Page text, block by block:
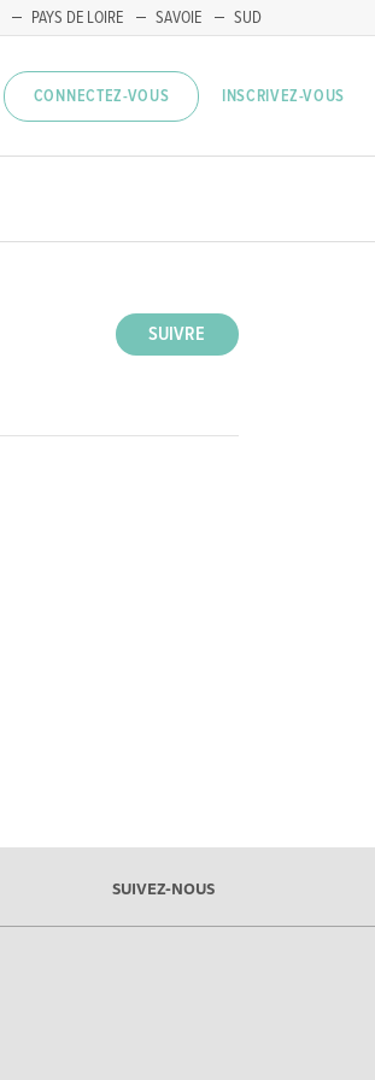
PAYS DE LOIRE SAVOIE SUD
CONNECTEZ-VOUS INSCRIVEZ-VOUS
SUIVRE
SUIVEZ-NOUS